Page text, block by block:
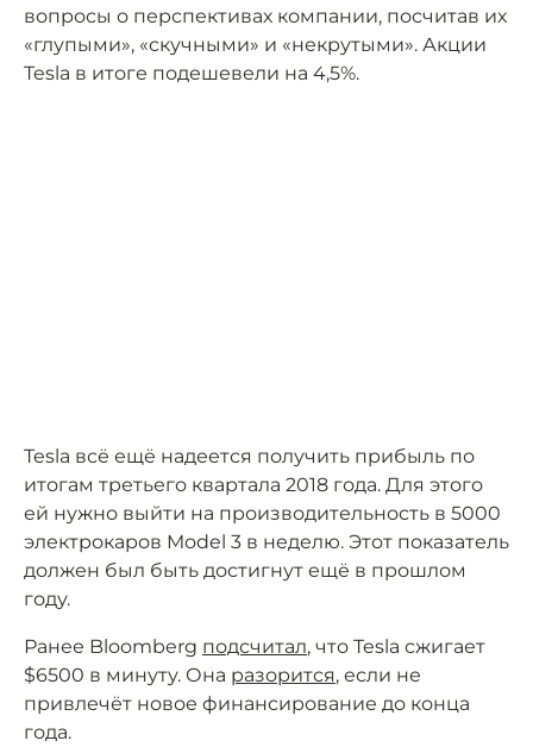
вопросы о перспективах компании, посчитав их
«глупыми», «скучными» и «некрутыми». Акции
Tesla в итоге подешевели на 4,5%.
Tesla всё ещё надеется получить прибыль по
итогам третьего квартала 2018 года. Для этого
ей нужно выйти на производительность в 5000
электрокаров Model 3 в неделю. Этот показатель
должен был быть достигнут ещё в прошлом
году.
Ранее Bloomberg подсчитал, что Tesla сжигает
$6500 в минуту. Она разорится, если не
привлечёт новое финансирование до конца
года.